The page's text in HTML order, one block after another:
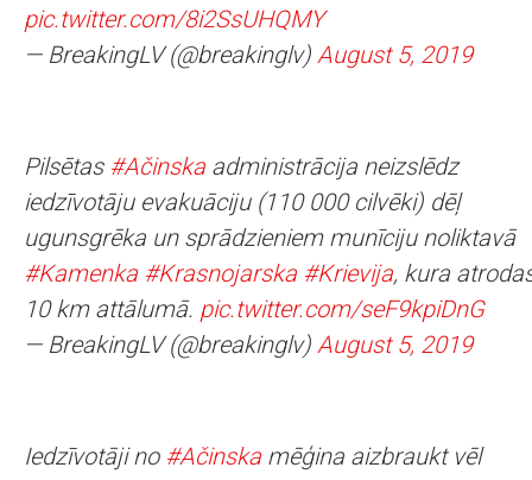
pic.twitter.com/8i2SsUHQMY
— BreakingLV (@breakinglv) August 5, 2019
Pilsētas #Ačinska administrācija neizslēdz
iedzīvotāju evakuāciju (110 000 cilvēki) dēļ
ugunsgrēka un sprādzieniem munīciju noliktavā
#Kamenka #Krasnojarska #Krievija, kura
10 km attālumā. pic.twitter.com/seF9kpiDnG
— BreakingLV (@breakinglv) August 5, 2019
Iedzīvotāji no #Ačinska mēģina aizbraukt vēl